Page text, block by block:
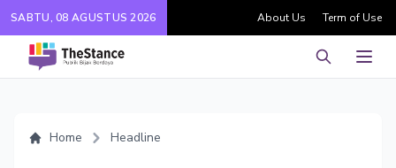
SABTU, 08 AGUSTUS 2026 About Us Term of Use
Pencarian
Home Headline